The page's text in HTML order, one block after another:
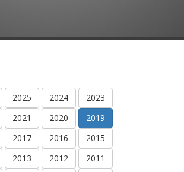
2025 2024
2023
2021 2020
2019
2017 2016
2015
2013 2012
2011